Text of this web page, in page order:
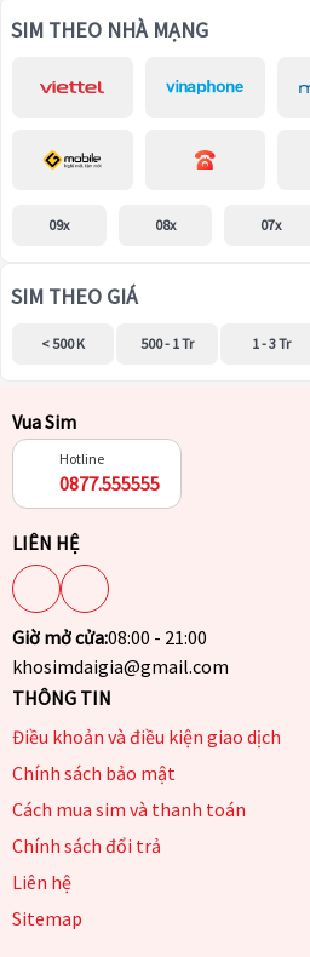
SIM THEO NHÀ MẠNG
09x 08x 07x
SIM THEO GIÁ
< 500 K 500 - 1 Tr 1 - 3 Tr
Vua Sim
Hotline
0877.555555
LIÊN HỆ
Giờ mở cửa:08:00 - 21:00
khosimdaigia@gmail.com
THÔNG TIN
Điều khoản và điều kiện giao dịch
Chính sách bảo mật
Cách mua sim và thanh toán
Chính sách đổi trả
Liên hệ
Sitemap